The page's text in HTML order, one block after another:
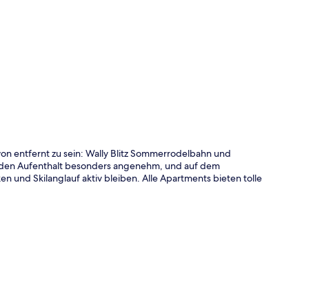
entfernt zu sein: Wally Blitz Sommerrodelbahn und
Aufenthalt besonders angenehm, und auf dem
und Skilanglauf aktiv bleiben. Alle Apartments bieten tolle